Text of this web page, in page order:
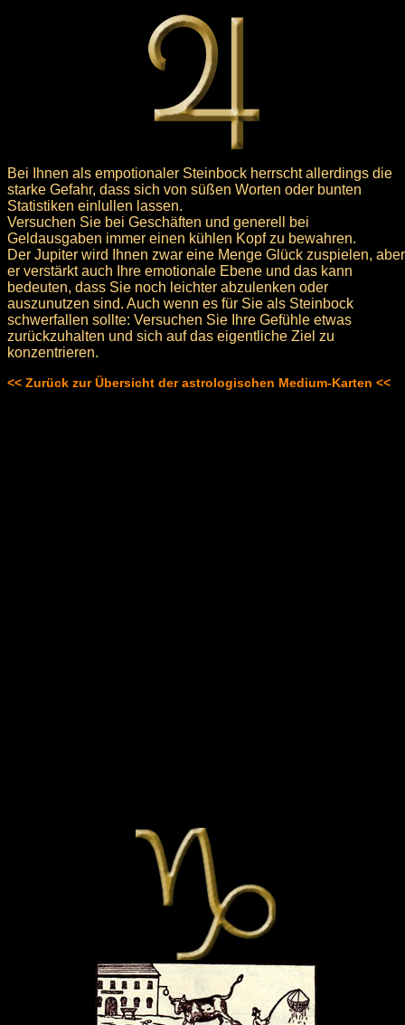
Bei Ihnen als empotionaler Steinbock herrscht allerdings die
starke Gefahr, dass sich von süßen Worten oder bunten
Statistiken einlullen lassen.
Versuchen Sie bei Geschäften und generell bei
Geldausgaben immer einen kühlen Kopf zu bewahren.
Der Jupiter wird Ihnen zwar eine Menge Glück zuspielen, aber
er verstärkt auch Ihre emotionale Ebene und das kann
bedeuten, dass Sie noch leichter abzulenken oder
auszunutzen sind. Auch wenn es für Sie als Steinbock
schwerfallen sollte: Versuchen Sie Ihre Gefühle etwas
zurückzuhalten und sich auf das eigentliche Ziel zu
konzentrieren.
<< Zurück zur Übersicht der astrologischen Medium-Karten <<